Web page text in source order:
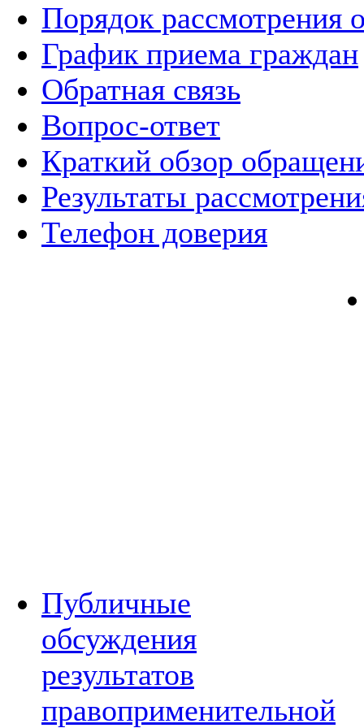
Порядок рассмотрения
График приема граждан
Обратная связь
Вопрос-ответ
Краткий обзор
Результаты
Телефон доверия
Публичные
обсуждения
результатов
правоприменительной